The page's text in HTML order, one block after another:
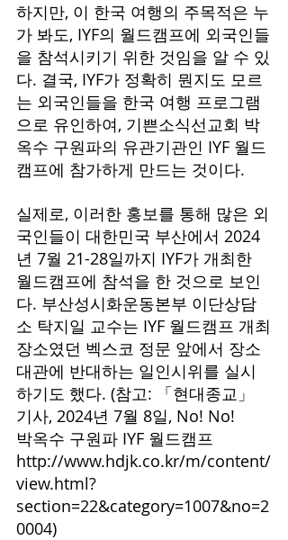
하지만, 이 한국 여행의 주목적은 누
가 봐도, IYF의 월드캠프에 외국인들
을 참석시키기 위한 것임을 알 수 있
다. 결국, IYF가 정확히 뭔지도 모르
는 외국인들을 한국 여행 프로그램
으로 유인하여, 기쁜소식선교회 박
옥수 구원파의 유관기관인 IYF 월드
캠프에 참가하게 만드는 것이다.
실제로, 이러한 홍보를 통해 많은 외
국인들이 대한민국 부산에서 2024
년 7월 21-28일까지 IYF가 개최한
월드캠프에 참석을 한 것으로 보인
다. 부산성시화운동본부 이단상담
소 탁지일 교수는 IYF 월드캠프 개최
장소였던 벡스코 정문 앞에서 장소
대관에 반대하는 일인시위를 실시
하기도 했다. (참고: 「현대종교」
기사, 2024년 7월 8일, No! No!
박옥수 구원파 IYF 월드캠프
http://www.hdjk.co.kr/m/content/
view.html?
section=22&category=1007&no=2
0004)​​​